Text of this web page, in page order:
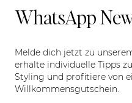
WhatsApp
Melde dich jetzt zu
erhalte individuelle Tipps
Styling und profitiere von
Willkommensgutschein.